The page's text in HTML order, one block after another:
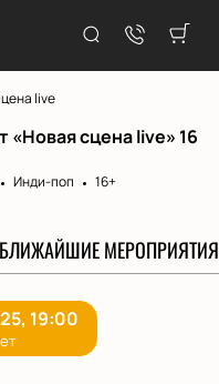
live
«Новая сцена live» 16
Инди-поп
16+
БЛИЖАЙШИЕ МЕРОПРИЯТИЯ